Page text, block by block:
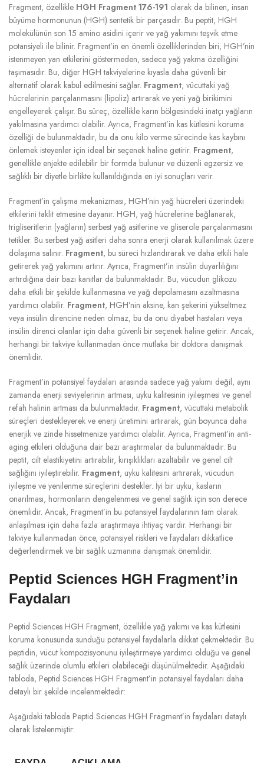
Fragment, özellikle HGH Fragment 176-191 olarak da bilinen, insan
büyüme hormonunun (HGH) sentetik bir parçasıdır. Bu peptit, HGH
molekülünün son 15 amino asidini içerir ve yağ yakımını teşvik etme
potansiyeli ile bilinir. Fragment’in en önemli özelliklerinden biri, HGH’nin
istenmeyen yan etkilerini göstermeden, sadece yağ yakma özelliğini
taşımasıdır. Bu, diğer HGH takviyelerine kıyasla daha güvenli bir
alternatif olarak kabul edilmesini sağlar. Fragment, vücuttaki yağ
hücrelerinin parçalanmasını (lipoliz) artırarak ve yeni yağ birikimini
engelleyerek çalışır. Bu süreç, özellikle karın bölgesindeki inatçı yağların
yakılmasına yardımcı olabilir. Ayrıca, Fragment’in kas kütlesini koruma
özelliği de bulunmaktadır, bu da onu kilo verme sürecinde kas kaybını
önlemek isteyenler için ideal bir seçenek haline getirir. Fragment,
genellikle enjekte edilebilir bir formda bulunur ve düzenli egzersiz ve
sağlıklı bir diyetle birlikte kullanıldığında en iyi sonuçları verir.
Fragment’in çalışma mekanizması, HGH’nin yağ hücreleri üzerindeki
etkilerini taklit etmesine dayanır. HGH, yağ hücrelerine bağlanarak,
trigliseritlerin (yağların) serbest yağ asitlerine ve gliserole parçalanmasını
tetikler. Bu serbest yağ asitleri daha sonra enerji olarak kullanılmak üzere
dolaşıma salınır. Fragment, bu süreci hızlandırarak ve daha etkili hale
getirerek yağ yakımını artırır. Ayrıca, Fragment’in insülin duyarlılığını
artırdığına dair bazı kanıtlar da bulunmaktadır. Bu, vücudun glikozu
daha etkili bir şekilde kullanmasına ve yağ depolamasını azaltmasına
yardımcı olabilir. Fragment, HGH’nin aksine, kan şekerini yükseltmez
veya insülin direncine neden olmaz, bu da onu diyabet hastaları veya
insülin direnci olanlar için daha güvenli bir seçenek haline getirir. Ancak,
herhangi bir takviye kullanmadan önce mutlaka bir doktora danışmak
önemlidir.
Fragment’in potansiyel faydaları arasında sadece yağ yakımı değil, aynı
zamanda enerji seviyelerinin artması, uyku kalitesinin iyileşmesi ve genel
refah halinin artması da bulunmaktadır. Fragment, vücuttaki metabolik
süreçleri destekleyerek ve enerji üretimini artırarak, gün boyunca daha
enerjik ve zinde hissetmenize yardımcı olabilir. Ayrıca, Fragment’in anti-
aging etkileri olduğuna dair bazı araştırmalar da bulunmaktadır. Bu
peptit, cilt elastikiyetini artırabilir, kırışıklıkları azaltabilir ve genel cilt
sağlığını iyileştirebilir. Fragment, uyku kalitesini artırarak, vücudun
iyileşme ve yenilenme süreçlerini destekler. İyi bir uyku, kasların
onarılması, hormonların dengelenmesi ve genel sağlık için son derece
önemlidir. Ancak, Fragment’in bu potansiyel faydalarının tam olarak
anlaşılması için daha fazla araştırmaya ihtiyaç vardır. Herhangi bir
takviye kullanmadan önce, potansiyel riskleri ve faydaları dikkatlice
değerlendirmek ve bir sağlık uzmanına danışmak önemlidir.
Peptid Sciences HGH Fragment’in
Faydaları
Peptid Sciences HGH Fragment, özellikle yağ yakımı ve kas kütlesini
koruma konusunda sunduğu potansiyel faydalarla dikkat çekmektedir. Bu
peptidin, vücut kompozisyonunu iyileştirmeye yardımcı olduğu ve genel
sağlık üzerinde olumlu etkileri olabileceği düşünülmektedir. Aşağıdaki
tabloda, Peptid Sciences HGH Fragment’in potansiyel faydaları daha
detaylı bir şekilde incelenmektedir:
Aşağıdaki tabloda Peptid Sciences HGH Fragment’in faydaları detaylı
olarak listelenmiştir: